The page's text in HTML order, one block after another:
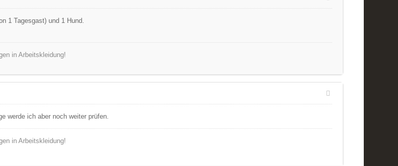
1 Tagesgast) und 1 Hund.
in Arbeitskleidung!
werde ich aber noch weiter prüfen.
in Arbeitskleidung!